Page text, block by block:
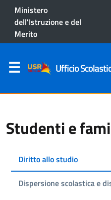
Ministero
dell'Istruzione e del
Merito
Ufficio
Studenti e
Diritto allo studio
Dispersione scolastica e